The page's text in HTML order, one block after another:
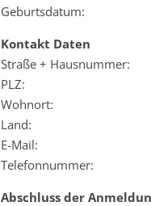
Geburtsdatum:
Kontakt Daten
Straße + Hausnummer:
PLZ:
Wohnort:
Land:
E-Mail:
Telefonnummer:
Abschluss der